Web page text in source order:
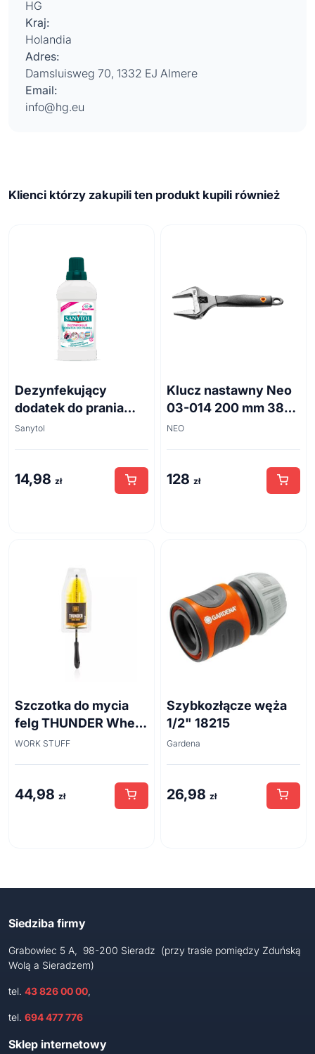
HG
Kraj:
Holandia
Adres:
Damsluisweg 70, 1332 EJ Almere
Email:
info@hg.eu
Klienci którzy zakupili ten produkt kupili również
Dezynfekujący
dodatek do prania
białe kwiaty 500ml
Sanytol
14,98 zł
Klucz nastawny Neo
03-014 200 mm 38
mm
NEO
128 zł
Szczotka do mycia
felg THUNDER Wheel
Brush 45cm
WORK STUFF
44,98 zł
Szybkozłącze węża
1/2" 18215
Gardena
26,98 zł
Siedziba firmy
Grabowiec 5 A, 98-200 Sieradz (przy trasie pomiędzy Zduńską
Wolą a Sieradzem)
tel. 43 826 00 00,
tel. 694 477 776
Sklep internetowy